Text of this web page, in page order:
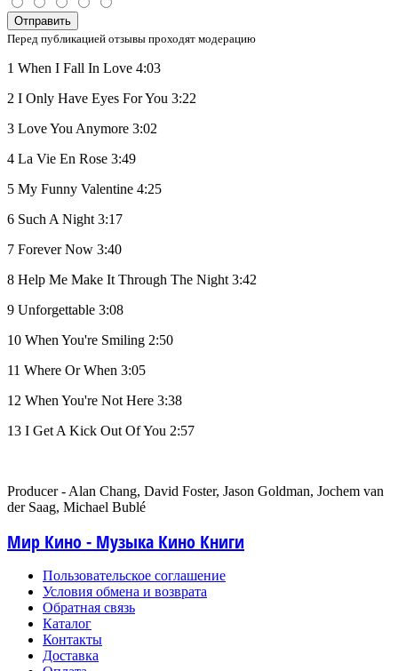
Отправить
Перед публикацией отзывы проходят модерацию
1 When I Fall In Love 4:03
2 I Only Have Eyes For You 3:22
3 Love You Anymore 3:02
4 La Vie En Rose 3:49
5 My Funny Valentine 4:25
6 Such A Night 3:17
7 Forever Now 3:40
8 Help Me Make It Through The Night 3:42
9 Unforgettable 3:08
10 When You're Smiling 2:50
11 Where Or When 3:05
12 When You're Not Here 3:38
13 I Get A Kick Out Of You 2:57
Producer - Alan Chang, David Foster, Jason Goldman, Jochem van
der Saag, Michael Bublé
Мир Кино - Музыка Кино Книги
Пользовательское соглашение
Условия обмена и возврата
Обратная связь
Каталог
Контакты
Доставка